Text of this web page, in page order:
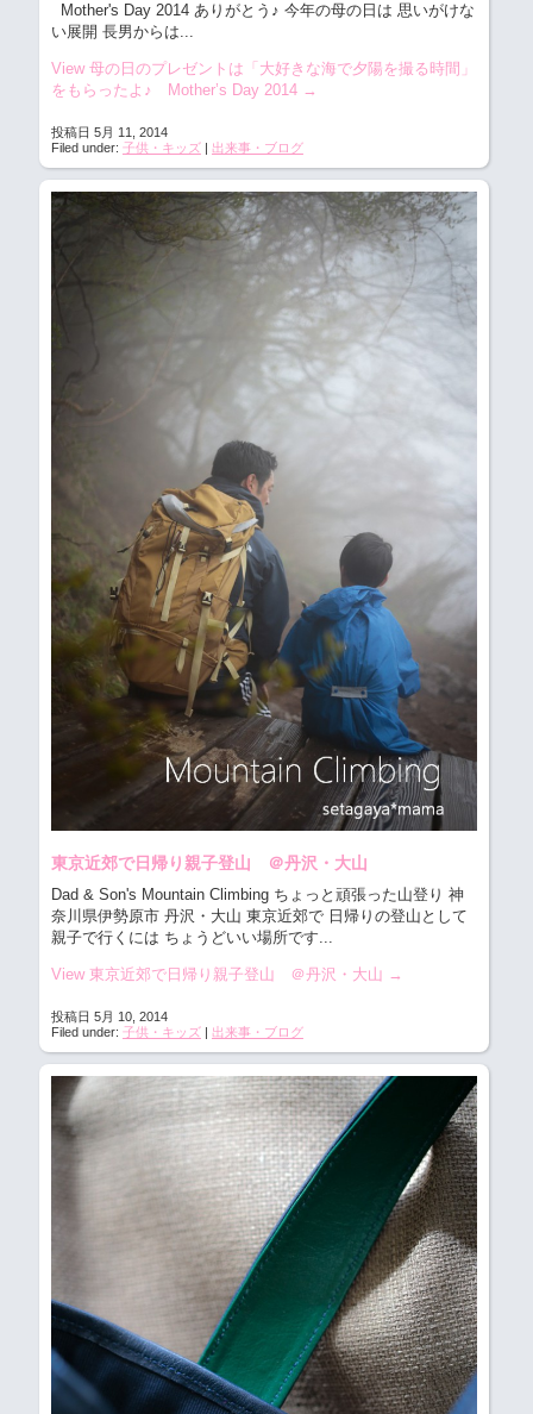
Mother's Day 2014 ありがとう♪ 今年の母の日は 思いがけな
い展開 長男からは...
View 母の日のプレゼントは「大好きな海で夕陽を撮る時間」
をもらったよ♪ Mother’s Day 2014 →
投稿日 5月 11, 2014
Filed under: 子供・キッズ| 出来事・ブログ
東京近郊で日帰り親子登山 ＠丹沢・大山
Dad & Son's Mountain Climbing ちょっと頑張った山登り 神
奈川県伊勢原市 丹沢・大山 東京近郊で 日帰りの登山として
親子で行くには ちょうどいい場所です...
View 東京近郊で日帰り親子登山 ＠丹沢・大山 →
投稿日 5月 10, 2014
Filed under: 子供・キッズ| 出来事・ブログ